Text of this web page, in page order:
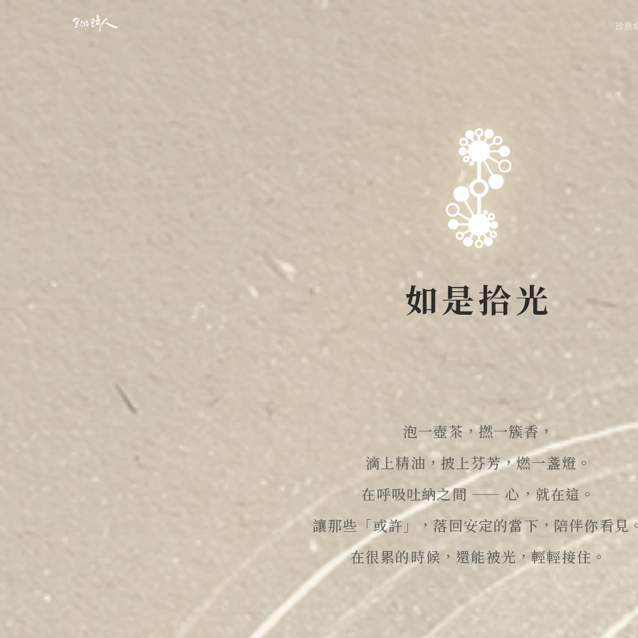
珍辰
如是拾光
泡一壺茶，撚一簇香，
滴上精油，披上芬芳，燃一盞燈。
在呼吸吐納之間 —— 心，就在這。
讓那些「或許」，落回安定的當下，陪伴你看見
在很累的時候，還能被光，輕輕接住。